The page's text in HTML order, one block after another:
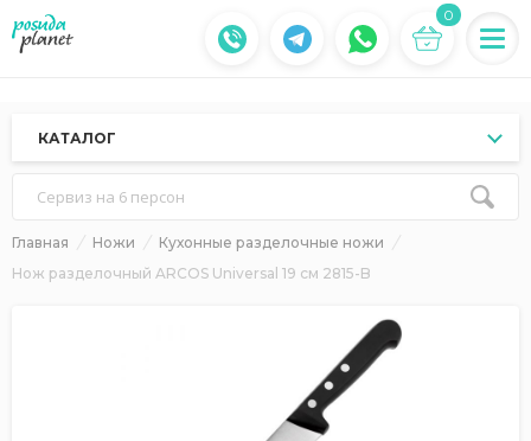
0
КАТАЛОГ
Сервиз на 6 персон
Главная Ножи
Кухонные разделочные ножи
Нож разделочный ARCOS Universal 19 см 2815-B